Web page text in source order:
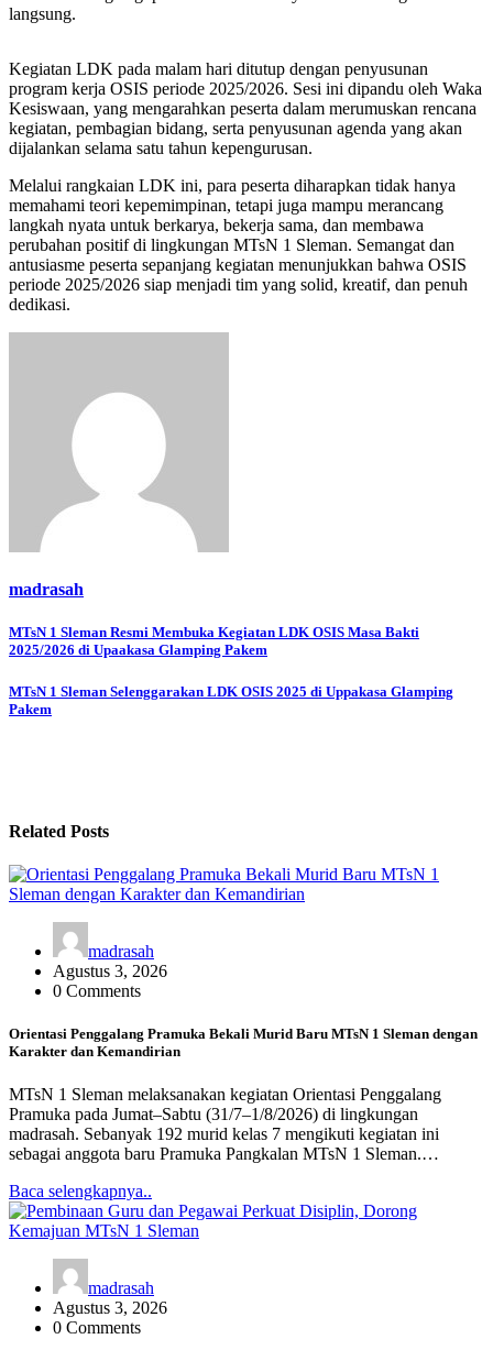
langsung.
Kegiatan LDK pada malam hari ditutup dengan penyusunan
program kerja OSIS periode 2025/2026. Sesi ini dipandu oleh Waka
Kesiswaan, yang mengarahkan peserta dalam merumuskan rencana
kegiatan, pembagian bidang, serta penyusunan agenda yang akan
dijalankan selama satu tahun kepengurusan.
Melalui rangkaian LDK ini, para peserta diharapkan tidak hanya
memahami teori kepemimpinan, tetapi juga mampu merancang
langkah nyata untuk berkarya, bekerja sama, dan membawa
perubahan positif di lingkungan MTsN 1 Sleman. Semangat dan
antusiasme peserta sepanjang kegiatan menunjukkan bahwa OSIS
periode 2025/2026 siap menjadi tim yang solid, kreatif, dan penuh
dedikasi.
madrasah
Navigasi
MTsN 1 Sleman Resmi Membuka Kegiatan LDK OSIS Masa Bakti
2025/2026 di Upaakasa Glamping Pakem
MTsN 1 Sleman Selenggarakan LDK OSIS 2025 di Uppakasa Glamping
Pakem
Related Posts
madrasah
Agustus 3, 2026
0 Comments
Orientasi Penggalang Pramuka Bekali Murid Baru MTsN 1 Sleman dengan
Karakter dan Kemandirian
MTsN 1 Sleman melaksanakan kegiatan Orientasi Penggalang
Pramuka pada Jumat–Sabtu (31/7–1/8/2026) di lingkungan
madrasah. Sebanyak 192 murid kelas 7 mengikuti kegiatan ini
sebagai anggota baru Pramuka Pangkalan MTsN 1 Sleman.…
Baca selengkapnya..
madrasah
Agustus 3, 2026
0 Comments